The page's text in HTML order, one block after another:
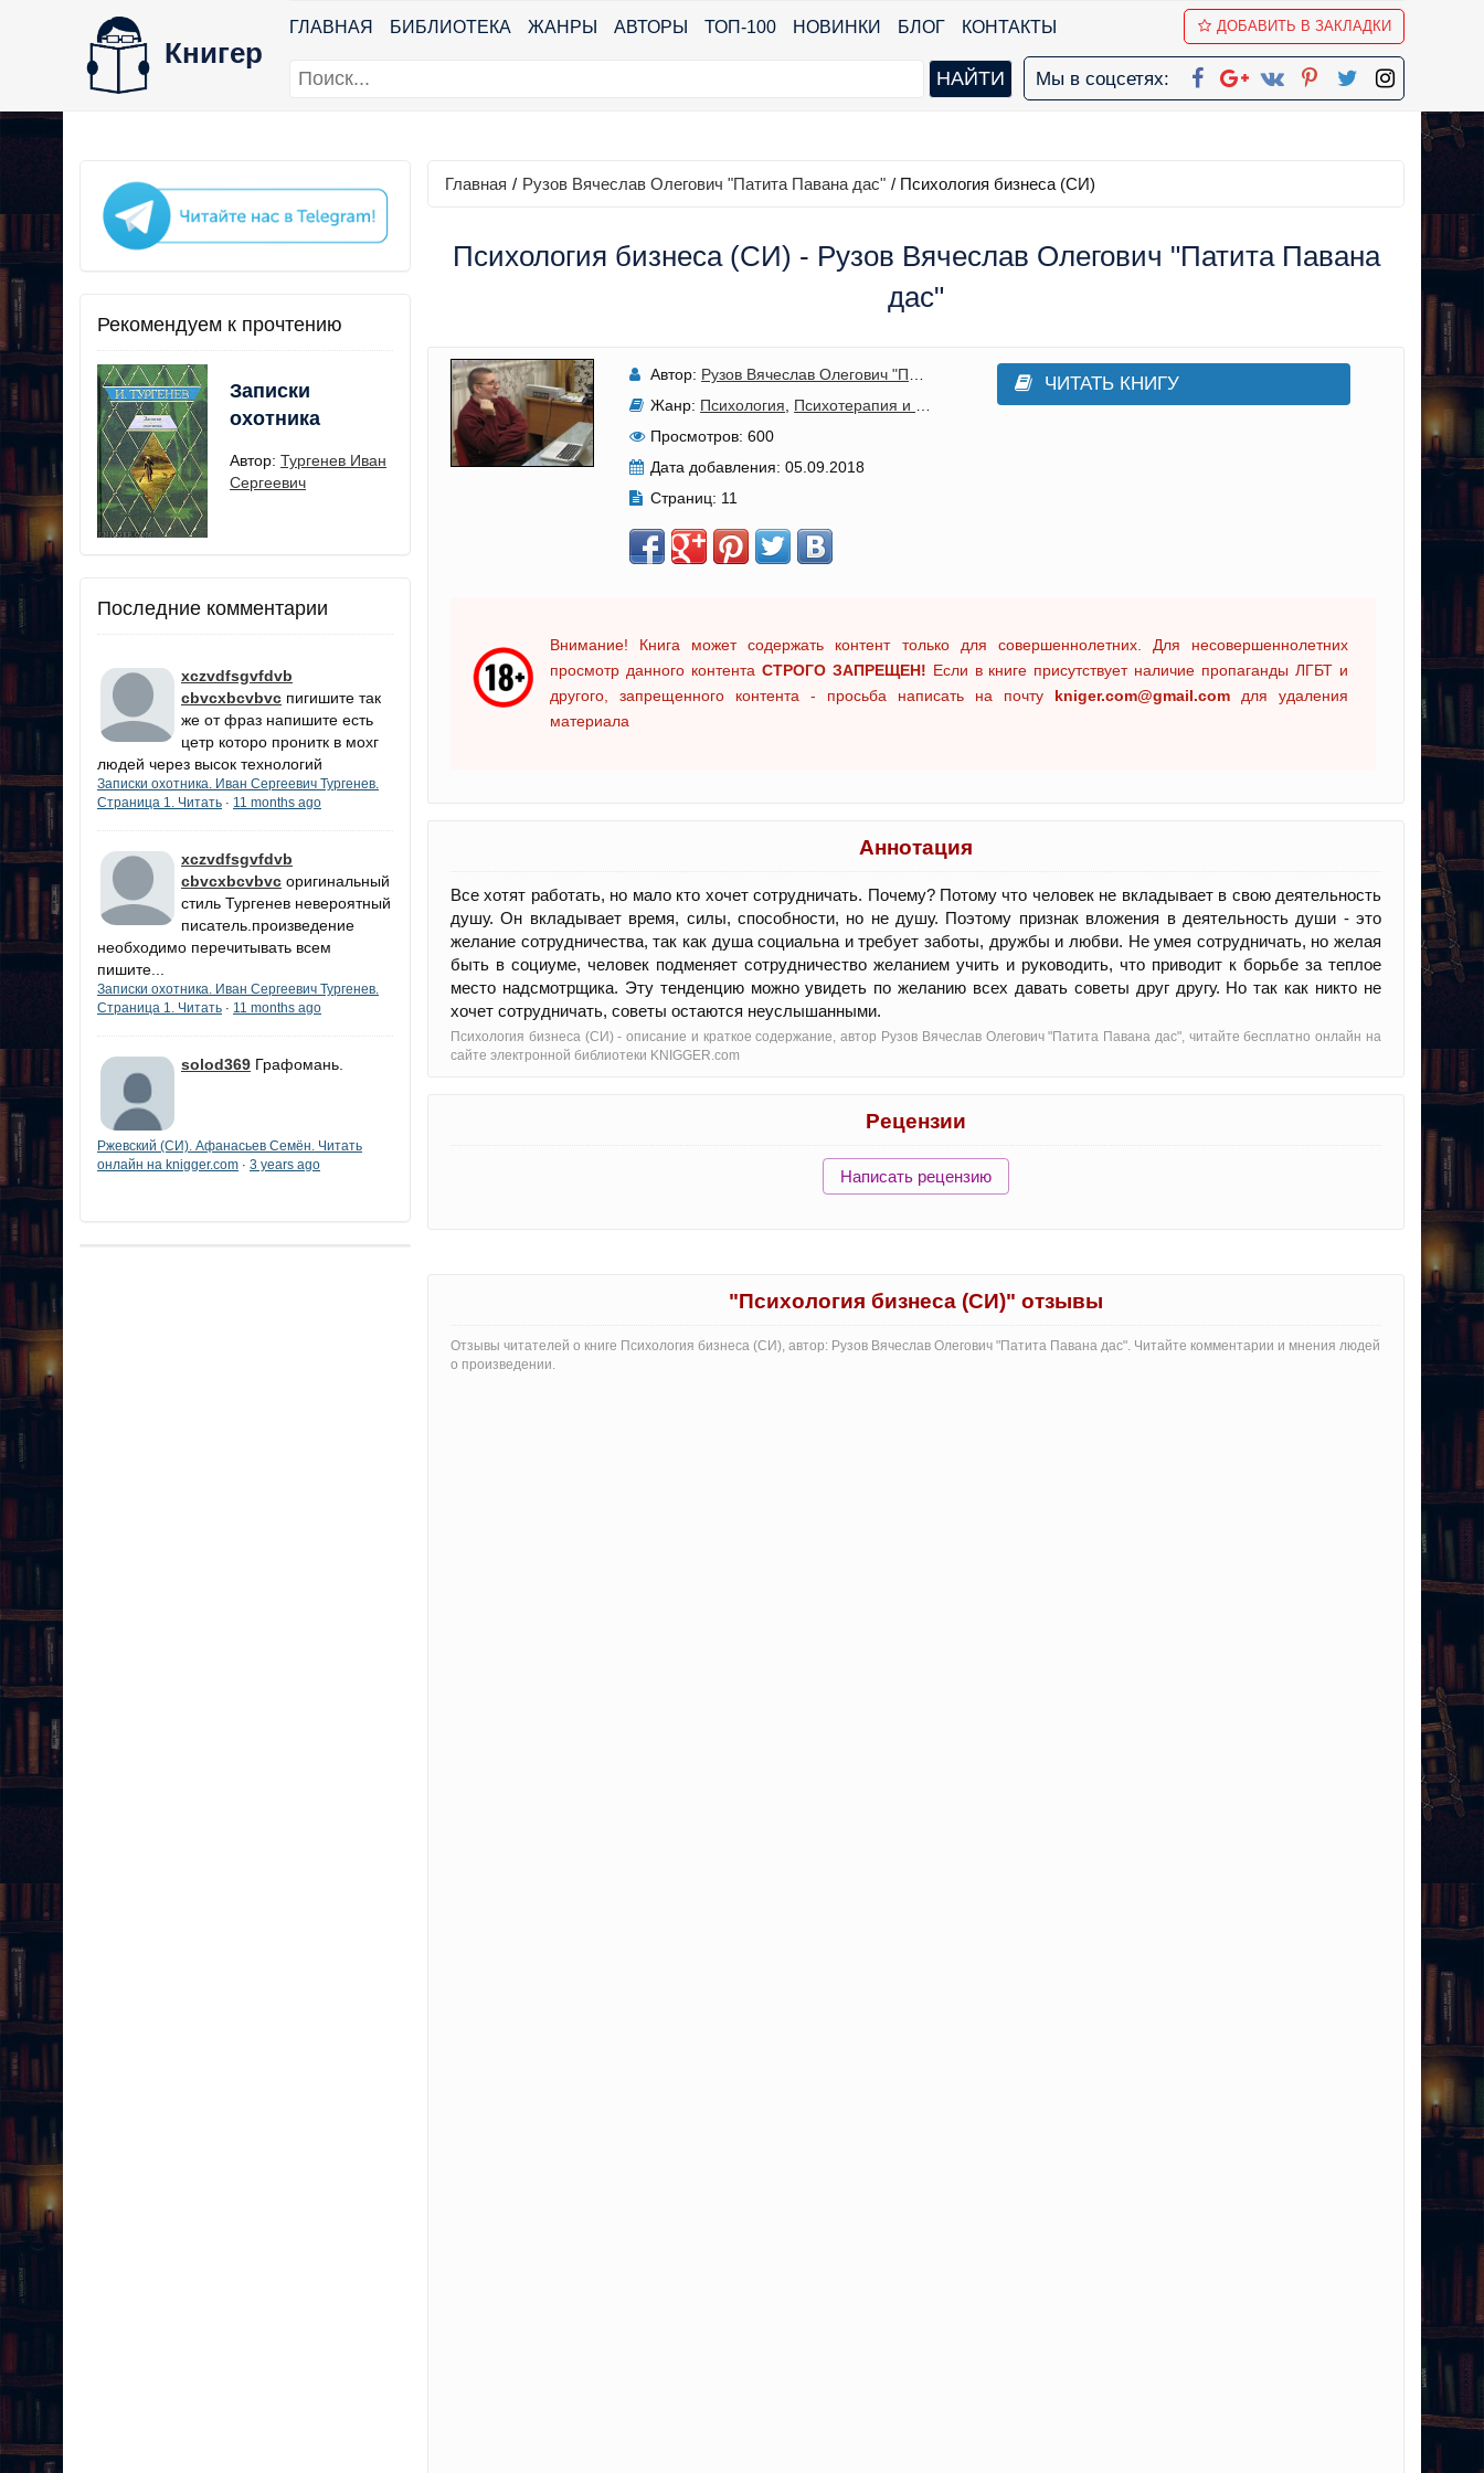
Книгер
ГЛАВНАЯ БИБЛИОТЕКА ЖАНРЫ АВТОРЫ ТОП-100 НОВИНКИ БЛОГ КОНТАКТЫ ДОБАВИТЬ В ЗАКЛАДКИ
Мы в соцсетях:
Рекомендуем к прочтению
Записки
охотника
Автор: Тургенев Иван
Сергеевич
Последние комментарии
xczvdfsgvfdvb
cbvcxbcvbvc пигишите так
же от фраз напишите есть
цетр которо пронитк в мохг
людей через высок технологий
Записки охотника. Иван Сергеевич Тургенев.
Страница 1. Читать · 11 months ago
xczvdfsgvfdvb
cbvcxbcvbvc оригинальный
стиль Тургенев невероятный
писатель.произведение
необходимо перечитывать всем
пишите...
Записки охотника. Иван Сергеевич Тургенев.
Страница 1. Читать · 11 months ago
solod369 Графомань.
Ржевский (СИ). Афанасьев Семён. Читать
онлайн на knigger.com · 3 years ago
Главная / Рузов Вячеслав Олегович "Патита Павана дас" / Психология бизнеса (СИ)
Психология бизнеса (СИ) - Рузов Вячеслав Олегович "Патита Павана
дас"
Автор: Рузов Вячеслав Олегович "Патита Павана дас"
Жанр: Психология Психотерапия и консультирование ,Поиск работы, карьера
Просмотров: 600
Дата добавления: 05.09.2018
Страниц: 11
ЧИТАТЬ КНИГУ
Внимание! Книга может содержать контент только для совершеннолетних. Для несовершеннолетних
просмотр данного контента СТРОГО ЗАПРЕЩЕН! Если в книге присутствует наличие пропаганды ЛГБТ и
другого, запрещенного контента - просьба написать на почту kniger.com@gmail.com для удаления
материала
Аннотация
Все хотят работать, но мало кто хочет сотрудничать. Почему? Потому что человек не вкладывает в свою деятельность
душу. Он вкладывает время, силы, способности, но не душу. Поэтому признак вложения в деятельность души - это
желание сотрудничества, так как душа социальна и требует заботы, дружбы и любви. Не умея сотрудничать, но желая
быть в социуме, человек подменяет сотрудничество желанием учить и руководить, что приводит к борьбе за теплое
место надсмотрщика. Эту тенденцию можно увидеть по желанию всех давать советы друг другу. Но так как никто не
хочет сотрудничать, советы остаются неуслышанными.
Психология бизнеса (СИ) - oписание и краткое содержание, автор Рузов Вячеслав Олегович "Патита Павана дас", читайте бесплатно онлайн на
сайте электронной библиотеки KNIGGER.com
Рецензии
Написать рецензию
"Психология бизнеса (СИ)" отзывы
Отзывы читателей о книге Психология бизнеса (СИ), автор: Рузов Вячеслав Олегович "Патита Павана дас". Читайте комментарии и мнения людей
о произведении.